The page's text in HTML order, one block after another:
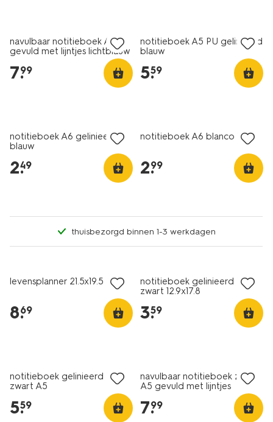
navulbaar notitieboek A5
gevuld met lijntjes lichtblauw
7.
99
notitieboek A5 PU gelinieerd
blauw
5.
59
notitieboek A6 gelinieerd
blauw
2.
49
notitieboek A6 blanco kraft
2.
99
thuisbezorgd binnen 1-3 werkdagen
levensplanner 21.5x19.5
8.
69
notitieboek gelinieerd PU
zwart 12.9x17.8
3.
59
notitieboek gelinieerd PU
zwart A5
5.
59
navulbaar notitieboek zwart
A5 gevuld met lijntjes
7.
99